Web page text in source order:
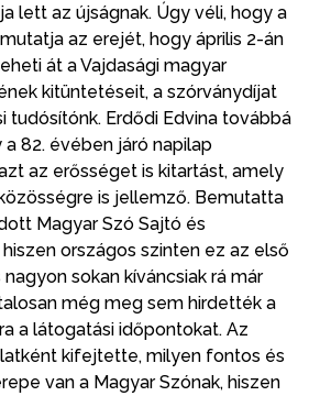
lett az újságnak. Úgy véli, hogy a
az erejét, hogy április 2-án
át a Vajdasági magyar
kitüntetéseit, a szórványdíjat
tudósítónk. Erdődi Edvina továbbá
82. évében járó napilap
az erősséget is kitartást, amely
is jellemző. Bemutatta
Magyar Szó Sajtó és
országos szinten ez az első
sokan kíváncsiak rá már
még meg sem hirdették a
a látogatási időpontokat. Az
kifejtette, milyen fontos és
van a Magyar Szónak, hiszen